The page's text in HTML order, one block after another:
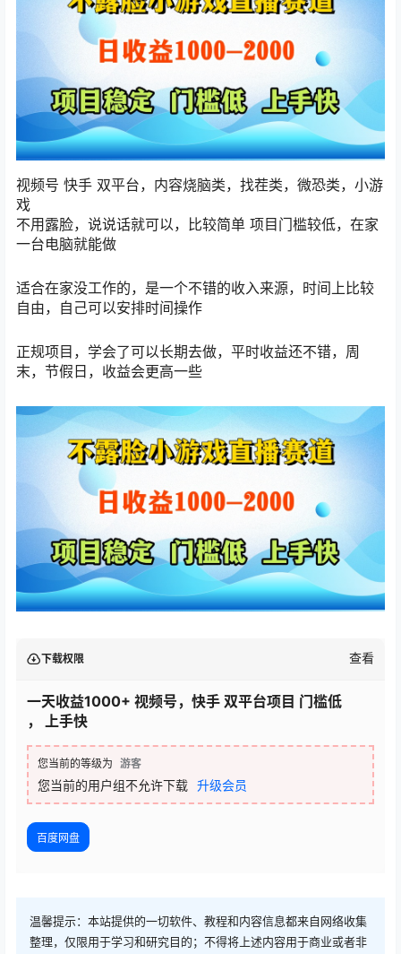
视频号 快手 双平台，内容烧脑类，找茬类，微恐类，小游
戏
不用露脸，说说话就可以，比较简单 项目门槛较低，在家
一台电脑就能做
适合在家没工作的，是一个不错的收入来源，时间上比较
自由，自己可以安排时间操作
正规项目，学会了可以长期去做，平时收益还不错，周
末，节假日，收益会更高一些
下载权限 查看
一天收益1000+ 视频号，快手 双平台项目 门槛低
， 上手快
您当前的等级为 游客
您当前的用户组不允许下载 升级会员
百度网盘
温馨提示：本站提供的一切软件、教程和内容信息都来自网络收集
整理，仅限用于学习和研究目的；不得将上述内容用于商业或者非